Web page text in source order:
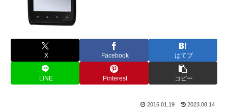
X Facebook はてブ
LINE Pinterest コピー
2016.01.19 2023.08.14